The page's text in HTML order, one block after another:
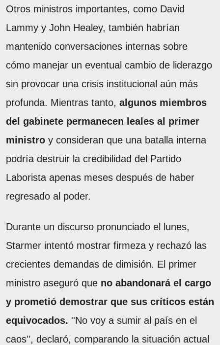
Otros ministros importantes, como David
Lammy y John Healey, también habrían
mantenido conversaciones internas sobre
cómo manejar un eventual cambio de liderazgo
sin provocar una crisis institucional aún más
profunda. Mientras tanto, algunos miembros
del gabinete permanecen leales al primer
ministro y consideran que una batalla interna
podría destruir la credibilidad del Partido
Laborista apenas meses después de haber
regresado al poder.
Durante un discurso pronunciado el lunes,
Starmer intentó mostrar firmeza y rechazó las
crecientes demandas de dimisión. El primer
ministro aseguró que no abandonará el cargo
y prometió demostrar que sus críticos están
equivocados. ''No voy a sumir al país en el
caos'', declaró, comparando la situación actual